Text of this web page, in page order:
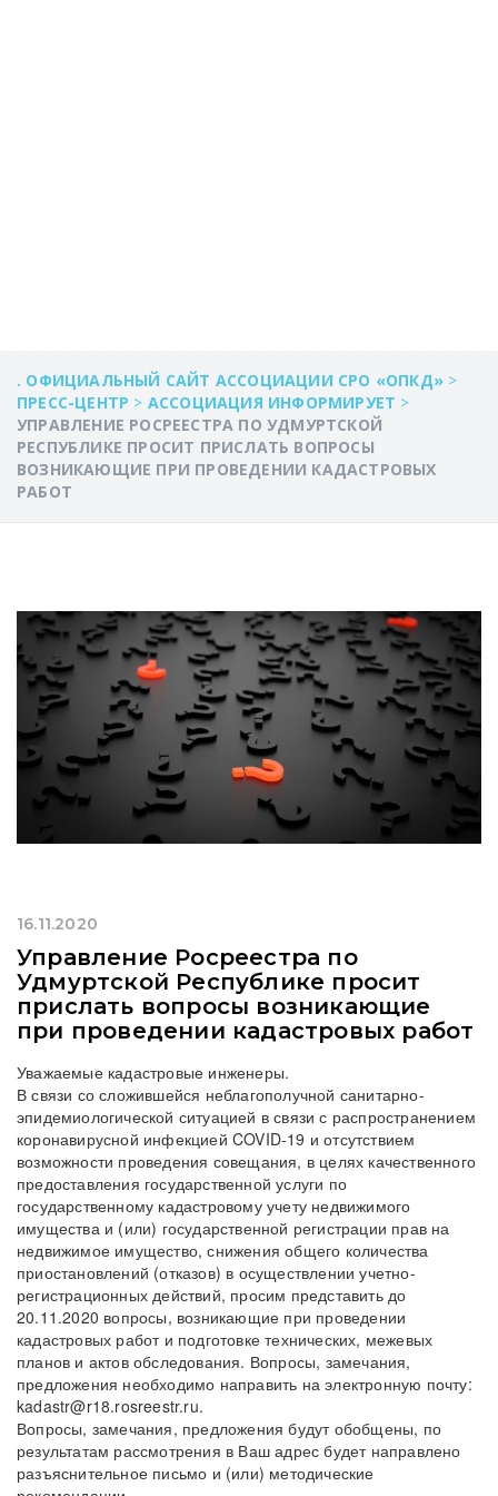
. ОФИЦИАЛЬНЫЙ САЙТ АССОЦИАЦИИ СРО «ОПКД» >
ПРЕСС-ЦЕНТР > АССОЦИАЦИЯ ИНФОРМИРУЕТ >
УПРАВЛЕНИЕ РОСРЕЕСТРА ПО УДМУРТСКОЙ
РЕСПУБЛИКЕ ПРОСИТ ПРИСЛАТЬ ВОПРОСЫ
ВОЗНИКАЮЩИЕ ПРИ ПРОВЕДЕНИИ КАДАСТРОВЫХ
РАБОТ
16.11.2020
Управление Росреестра по
Удмуртской Республике просит
прислать вопросы возникающие
при проведении кадастровых работ
Уважаемые кадастровые инженеры.
В связи со сложившейся неблагополучной санитарно-
эпидемиологической ситуацией в связи с распространением
коронавирусной инфекцией COVID-19 и отсутствием
возможности проведения совещания, в целях качественного
предоставления государственной услуги по
государственному кадастровому учету недвижимого
имущества и (или) государственной регистрации прав на
недвижимое имущество, снижения общего количества
приостановлений (отказов) в осуществлении учетно-
регистрационных действий, просим представить до
20.11.2020 вопросы, возникающие при проведении
кадастровых работ и подготовке технических, межевых
планов и актов обследования. Вопросы, замечания,
предложения необходимо направить на электронную почту:
kadastr@r18.rosreestr.ru.
Вопросы, замечания, предложения будут обобщены, по
результатам рассмотрения в Ваш адрес будет направлено
разъяснительное письмо и (или) методические